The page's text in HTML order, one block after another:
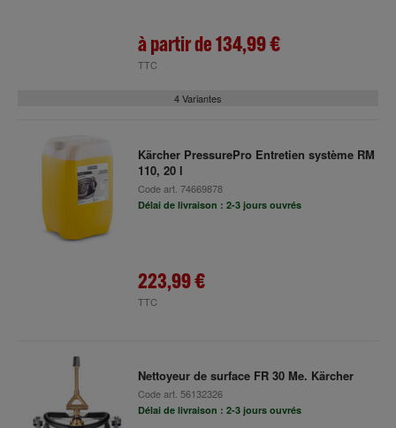
à partir de134,99 €
TTC
4 Variantes
Kärcher PressurePro Entretien système RM
110, 20 l
Code art. 74669878
Délai de livraison : 2-3 jours ouvrés
223,99 €
TTC
Nettoyeur de surface FR 30 Me. Kärcher
Code art. 56132326
Délai de livraison : 2-3 jours ouvrés